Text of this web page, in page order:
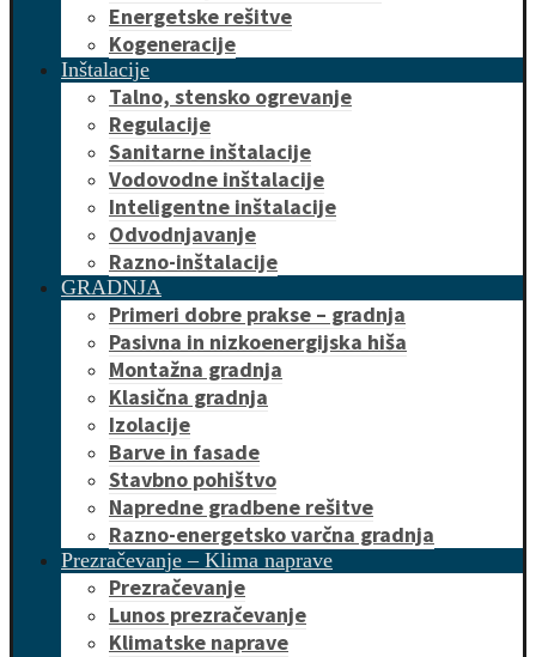
Energetske rešitve
Kogeneracije
Inštalacije
Talno, stensko ogrevanje
Regulacije
Sanitarne inštalacije
Vodovodne inštalacije
Inteligentne inštalacije
Odvodnjavanje
Razno-inštalacije
GRADNJA
Primeri dobre prakse – gradnja
Pasivna in nizkoenergijska hiša
Montažna gradnja
Klasična gradnja
Izolacije
Barve in fasade
Stavbno pohištvo
Napredne gradbene rešitve
Razno-energetsko varčna gradnja
Prezračevanje – Klima naprave
Prezračevanje
Lunos prezračevanje
Klimatske naprave